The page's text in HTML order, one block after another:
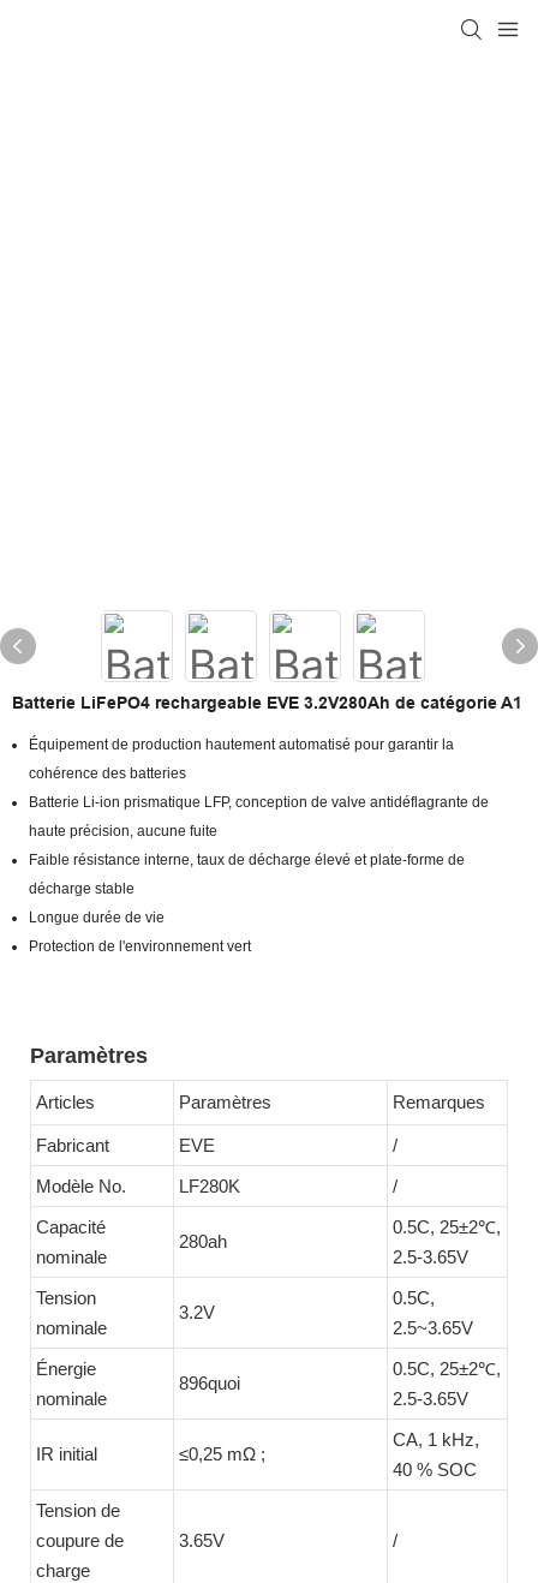
Batterie LiFePO4 rechargeable EVE 3.2V280Ah de catégorie A1
Équipement de production hautement automatisé pour garantir la
cohérence des batteries
Batterie Li-ion prismatique LFP, conception de valve antidéflagrante de
haute précision, aucune fuite
Faible résistance interne, taux de décharge élevé et plate-forme de
décharge stable
Longue durée de vie
Protection de l'environnement vert
Paramètres
Articles Paramètres Remarques
Fabricant EVE
/
Modèle No.
LF280K
/
Capacité
nominale
280ah
0.5C, 25±2℃,
2.5-3.65V
Tension
nominale
3.2V
0.5C,
2.5~3.65V
Énergie
nominale
896quoi
0.5C, 25±2℃,
2.5-3.65V
IR initial ≤0,25 mΩ ;
CA, 1 kHz,
40 % SOC
Tension de
coupure de
charge
3.65V /